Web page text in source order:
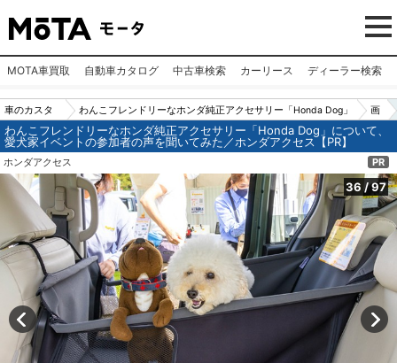
MOTA車買取 自動車カタログ 中古車検索 カーリース ディーラー検索
車のカスタ
ムパーツ
（カー用
品）
わんこフレンドリーなホンダ純正アクセサリー「Honda Dog」
について、愛犬家イベントの参加者の声を聞いてみた／ホンダ
アクセス【PR】
画
像
N
o.
36
わんこフレンドリーなホンダ純正アクセサリー「Honda Dog」について、
愛犬家イベントの参加者の声を聞いてみた／ホンダアクセス【PR】
ホンダアクセス PR
36 /97